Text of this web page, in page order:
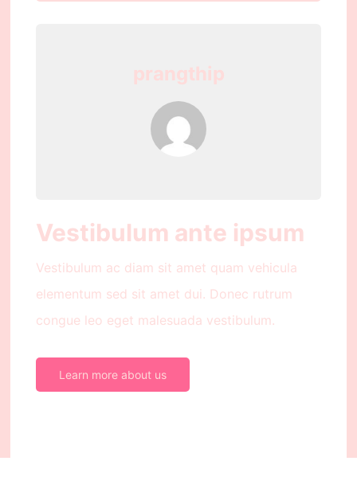
Vestibulum ante ipsum
Vestibulum ac diam sit amet quam vehicula
elementum sed sit amet dui. Donec rutrum
congue leo eget malesuada vestibulum.
Learn more about us